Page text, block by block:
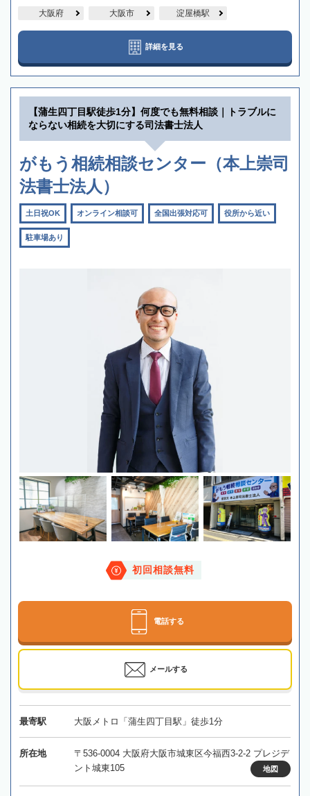
大阪府 大阪市 淀屋橋駅
詳細を見る
【蒲生四丁目駅徒歩1分】何度でも無料相談｜トラブルに
ならない相続を大切にする司法書士法人
がもう相続相談センター（本上崇司
法書士法人）
土日祝OK オンライン相談可 全国出張対応可 役所から近い
駐車場あり
初回相談無料
電話する
メールする
最寄駅 大阪メトロ「蒲生四丁目駅」徒歩1分
所在地
〒536-0004 大阪府大阪市城東区今福西3-2-2 プレジデ
ント城東105
地図